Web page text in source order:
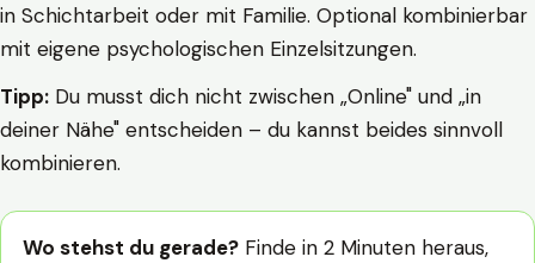
in Schichtarbeit oder mit Familie. Optional kombinierbar
mit eigene psychologischen Einzelsitzungen.
Tipp: Du musst dich nicht zwischen „Online" und „in
deiner Nähe" entscheiden – du kannst beides sinnvoll
kombinieren.
Wo stehst du gerade? Finde in 2 Minuten heraus,